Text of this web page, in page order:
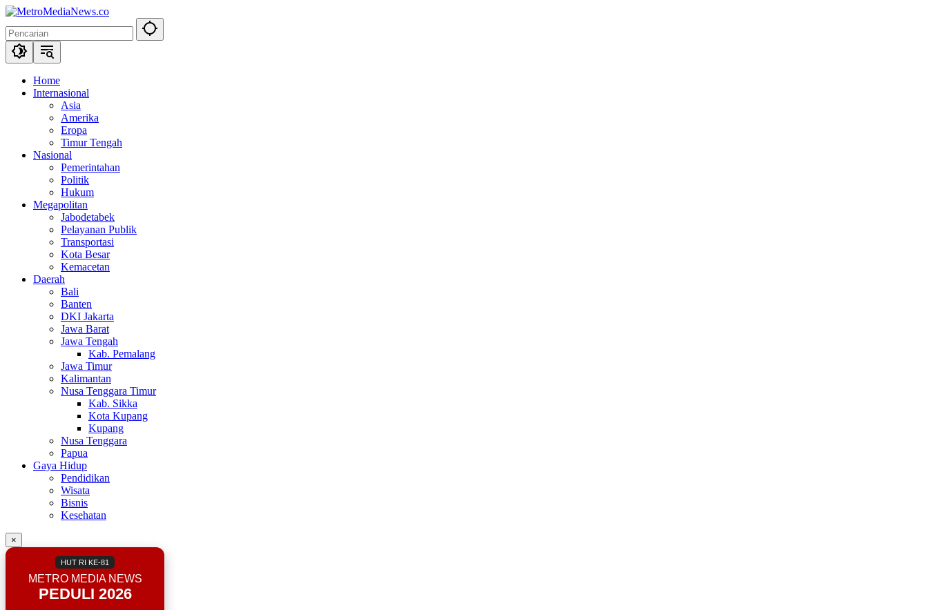
Langsung
konten
Home
Internasional
Asia
Amerika
Eropa
Timur Tengah
Nasional
Pemerintahan
Politik
Hukum
Megapolitan
Jabodetabek
Pelayanan Publik
Transportasi
Kota Besar
Kemacetan
Daerah
Bali
Banten
DKI Jakarta
Jawa Barat
Jawa Tengah
Kab. Pemalang
Jawa Timur
Kalimantan
Nusa Tenggara Timur
Kab. Sikka
Kota Kupang
Kupang
Nusa Tenggara
Papua
Gaya Hidup
Pendidikan
Wisata
Bisnis
Kesehatan
×
HUT RI KE-81
METRO MEDIA NEWS
PEDULI 2026